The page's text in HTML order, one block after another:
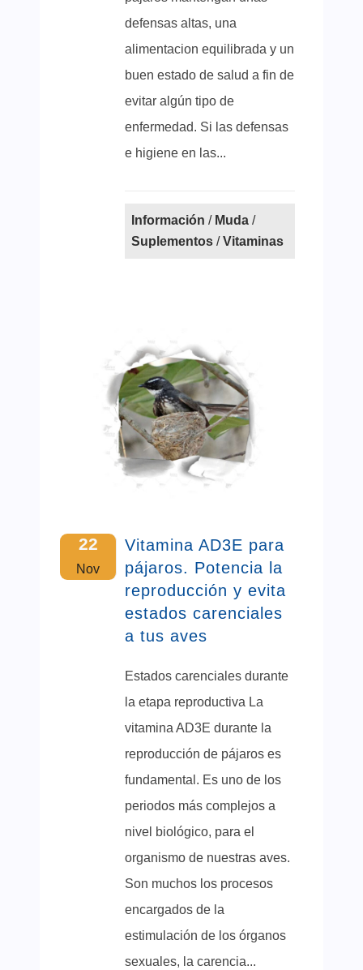
defensas altas, una
alimentacion equilibrada y un
buen estado de salud a fin de
evitar algún tipo de
enfermedad. Si las defensas
e higiene en las...
Información / Muda /
Suplementos /Vitaminas
22
Nov
Vitamina AD3E para
pájaros. Potencia la
reproducción y evita
estados carenciales
a tus aves
Estados carenciales durante
la etapa reproductiva La
vitamina AD3E durante la
reproducción de pájaros es
fundamental. Es uno de los
periodos más complejos a
nivel biológico, para el
organismo de nuestras aves.
Son muchos los procesos
encargados de la
estimulación de los órganos
sexuales, la carencia...